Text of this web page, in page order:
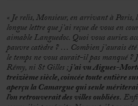
« Je relis, Monsieur, en arrivant à Paris,
longue lettre que j’ai reçue de vous en
aimable Languedoc. Quoi vous auriez
pauvre catèdre ? … Combien j’aurais
le temps ne vous aurait-il pas manqué
Rémy, ni St Gilles ;j’ai vu Aigues-
treizième siècle, coincée toute entière
aperçu la Camargue qui seule
l’on retrouverait des villes oubliées.